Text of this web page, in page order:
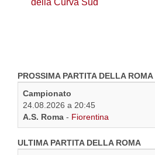
della Curva Sud
PROSSIMA PARTITA DELLA ROMA
Campionato
24.08.2026 a 20:45
A.S. Roma - Fiorentina
ULTIMA PARTITA DELLA ROMA